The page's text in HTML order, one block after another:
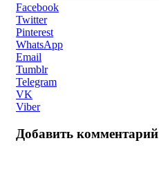
Facebook
Twitter
Pinterest
WhatsApp
Email
Tumblr
Telegram
VK
Viber
Добавить комментарий